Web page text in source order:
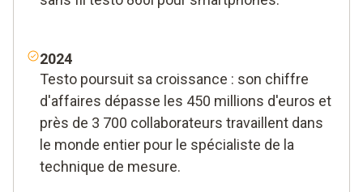
2024
Testo poursuit sa croissance : son chiffre
d'affaires dépasse les 450 millions d'euros et
près de 3 700 collaborateurs travaillent dans
le monde entier pour le spécialiste de la
technique de mesure.